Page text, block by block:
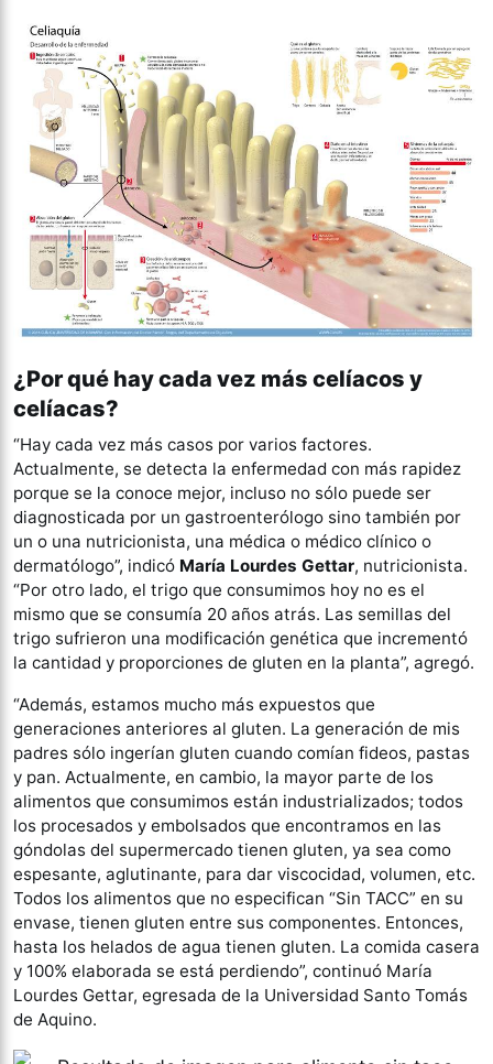
¿Por qué hay cada vez más celíacos y
celíacas?
“Hay cada vez más casos por varios factores.
Actualmente, se detecta la enfermedad con más rapidez
porque se la conoce mejor, incluso no sólo puede ser
diagnosticada por un gastroenterólogo sino también por
un o una nutricionista, una médica o médico clínico o
dermatólogo”, indicó María Lourdes Gettar, nutricionista.
“Por otro lado, el trigo que consumimos hoy no es el
mismo que se consumía 20 años atrás. Las semillas del
trigo sufrieron una modificación genética que incrementó
la cantidad y proporciones de gluten en la planta”, agregó.
“Además, estamos mucho más expuestos que
generaciones anteriores al gluten. La generación de mis
padres sólo ingerían gluten cuando comían fideos, pastas
y pan. Actualmente, en cambio, la mayor parte de los
alimentos que consumimos están industrializados; todos
los procesados y embolsados que encontramos en las
góndolas del supermercado tienen gluten, ya sea como
espesante, aglutinante, para dar viscocidad, volumen, etc.
Todos los alimentos que no especifican “Sin TACC” en su
envase, tienen gluten entre sus componentes. Entonces,
hasta los helados de agua tienen gluten. La comida casera
y 100% elaborada se está perdiendo”, continuó María
Lourdes Gettar, egresada de la Universidad Santo Tomás
de Aquino.